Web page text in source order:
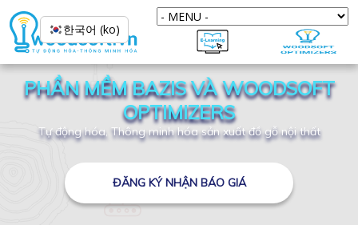
PHẦN MỀM BAZIS VÀ WOODSOFT
OPTIMIZERS
Tự động hóa, Thông minh hóa sản xuất đồ gỗ nội thất
ĐĂNG KÝ NHẬN BÁO GIÁ
한국어 (ko)